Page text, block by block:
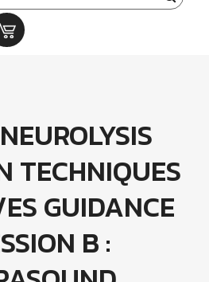
TECHNIQUES
GUIDANCE
B :